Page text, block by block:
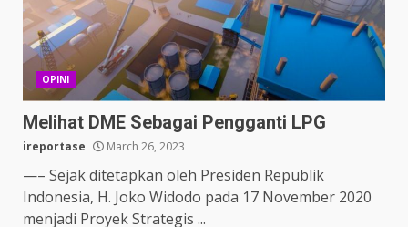
OPINI
Melihat DME Sebagai Pengganti LPG
ireportase March 26, 2023
—– Sejak ditetapkan oleh Presiden Republik
Indonesia, H. Joko Widodo pada 17 November 2020
menjadi Proyek Strategis ...